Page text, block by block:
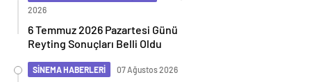
2026
6 Temmuz 2026 Pazartesi Günü
Reyting Sonuçları Belli Oldu
SİNEMA HABERLERİ 07 Ağustos 2026